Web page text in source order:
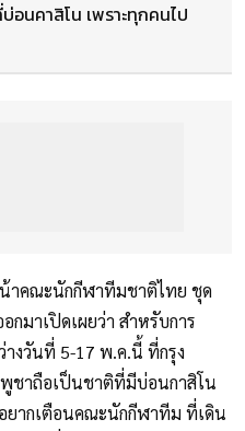
อนคาสิโน เพราะทุกคนไป
าคณะนักกีฬาทีมชาติไทย ชุด
มาเปิดเผยว่า สำหรับการ
งวันที่ 5-17 พ.ค.นี้ ที่กรุง
าถือเป็นชาติที่มีบ่อนกาสิโน
ยากเตือนคณะนักกีฬาทีม ที่เดิน